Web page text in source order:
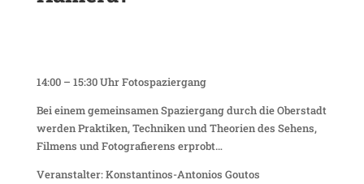
14:00 – 15:30 Uhr Fotospaziergang
Bei einem gemeinsamen Spaziergang durch die Oberstadt
werden Praktiken, Techniken und Theorien des Sehens,
Filmens und Fotografierens erprobt…
Veranstalter: Konstantinos-Antonios Goutos